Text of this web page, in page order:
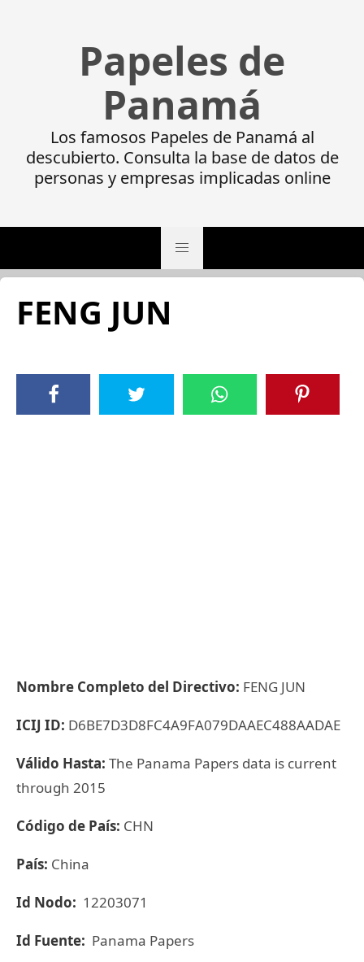
Papeles de
Panamá
Los famosos Papeles de Panamá al
descubierto. Consulta la base de datos de
personas y empresas implicadas online
FENG JUN
Nombre Completo del Directivo: FENG JUN
ICIJ ID: D6BE7D3D8FC4A9FA079DAAEC488AADAE
Válido Hasta: The Panama Papers data is current
through 2015
Código de País: CHN
País: China
Id Nodo: 12203071
Id Fuente: Panama Papers